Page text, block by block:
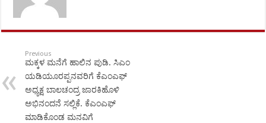
Previous
ಮಕ್ಕಳ ಮನೆಗೆ ಹಾಲಿನ ಪುಡಿ. ಸಿಎಂ
ಯಡಿಯೂರಪ್ಪನವರಿಗೆ ಕೆಎಂಎಫ್
ಅಧ್ಯಕ್ಷ ಬಾಲಚಂದ್ರ ಜಾರಕಿಹೊಳಿ
ಅಭಿನಂದನೆ ಸಲ್ಲಿಕೆ. ಕೆಎಂಎಫ್
ಮಾಡಿಕೊಂಡ ಮನವಿಗೆ